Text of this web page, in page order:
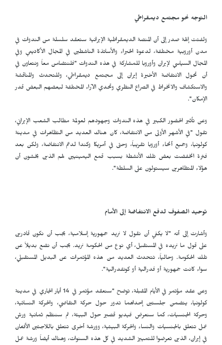
التوجه نحو مجتمع ديمقراطي
ولفتت إلهة صدر إلى أن المنصة الديمقراطية الإيرانية ستعقد سلسلة من الندوات في
مدن أوروبية مختلفة، لدعوة الخبراء والأساتذة الناشطين في المجال الأكاديمي وفي
المجال السياسي لإيران وأوروبا للمشاركة في هذه الندوات "فلنتضامن معاً ونتعاون في
أن تحول الانتفاضة الأخيرة إيران إلى مجتمع ديمقراطي، وللتحدث والمناقشة
والاستكشاف والانخراط في الصراع النظري وتحدي الآراء المختلفة لبعضهم البعض قدر
الإمكان".
وعن تأثير الحضور الكبير في هذه الندوات وجهودهم لعولمة مطالب الشعب الإيراني،
تقول "في الأشهر الأولى من الانتفاضة، كان هناك العديد من التظاهرات في مدينة
كولونيا، وجميع أنحاء أوروبا تقريباً، وحتى في أمريكا وكندا لدعم الانتفاضة، ولكن بعد
فترة انخفضت بعض تلك الأنشطة بسبب قمع اليمينيين لهم الذين يخشون أن
هؤلاء المتظاهرين سيستولون على السلطة".
توحيد الصفوف لدفع الانتفاضة إلى الأمام
وأشارت إلى أنه "لا يكفي أن نقول لا نريد جمهورية إسلامية، يجب أن نكون قادرين
على قول ما نريده في المستقبل، أي نوع من الحكومة نريد. يجب أن نضع بديلاً عن
تلك الحكومة. وحالياً، تتحدث العديد من هذه المؤتمرات عن البديل المستقبلي،
سواء كانت جمهورية أو فدرالية أو كونفدرالية".
وعن عقد مؤتمر في الأيام المقبلة، توضح "سنعقد مؤتمر في 14 أيار الجاري في مدينة
كولونيا، يتضمن جلستين إحداهما تدور حول حركة التقاضي، والحركة النسائية،
وحركة الجنسيات، كما سنعرض فيديو قصير حول البيئة، ثم سننظم ثمانية ورش
عمل تتعلق بالجنسيات والنساء والحركة البيئية، وورشة أخرى تتعلق باللاجئين الأفغان
في إيران، الذين تعرضوا للتمييز الشديد في كل هذه السنوات، وهناك أيضاً ورشة عمل